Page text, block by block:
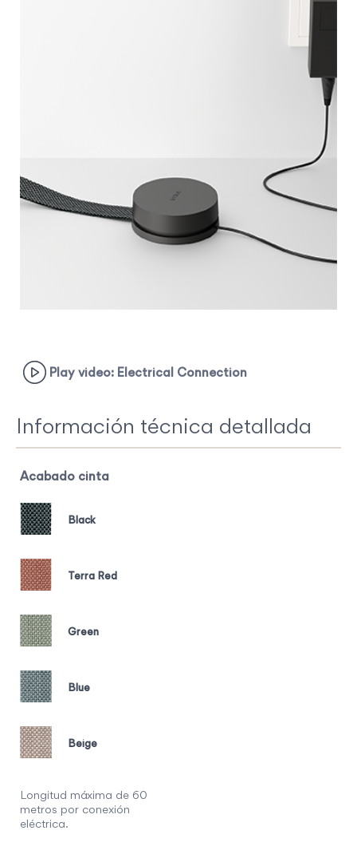
Play video: Electrical Connection
Información técnica detallada
Acabado cinta
Black
Terra Red
Green
Blue
Beige
Longitud máxima de 60
metros por conexión
eléctrica.